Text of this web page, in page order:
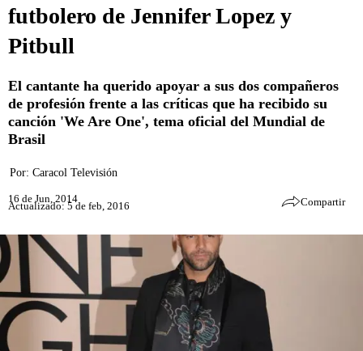
futbolero de Jennifer Lopez y
Pitbull
El cantante ha querido apoyar a sus dos compañeros
de profesión frente a las críticas que ha recibido su
canción 'We Are One', tema oficial del Mundial de
Brasil
Por: Caracol Televisión
16 de Jun, 2014
Actualizado: 5 de feb, 2016 Compartir